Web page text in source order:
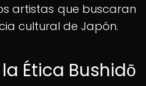
artistas que buscaran
cultural de Japón.
Ética Bushidō